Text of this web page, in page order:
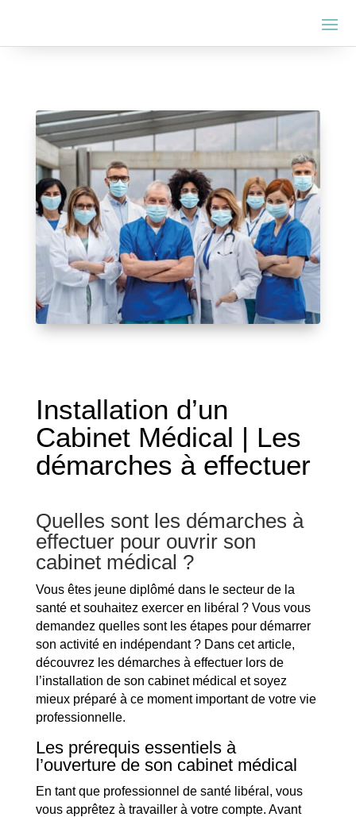
Installation d’un
Cabinet Médical | Les
démarches à effectuer
Quelles sont les démarches à
effectuer pour ouvrir son
cabinet médical ?
Vous êtes jeune diplômé dans le secteur de la
santé et souhaitez exercer en libéral ? Vous vous
demandez quelles sont les étapes pour démarrer
son activité en indépendant ? Dans cet article,
découvrez les démarches à effectuer lors de
l’installation de son cabinet médical et soyez
mieux préparé à ce moment important de votre vie
professionnelle.
Les prérequis essentiels à
l’ouverture de son cabinet médical
En tant que professionnel de santé libéral, vous
vous apprêtez à travailler à votre compte. Avant